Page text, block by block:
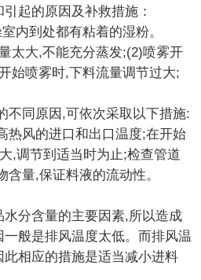
起的原因及补救措施：
内到处都有粘着的湿粉。
大,不能充分蒸发;(2)喷雾开
始喷雾时,下料流量调节过大;
同原因,可依次采取以下措施:
热风的进口和出口温度;在开始
,调节到适当时为止;检查管道
量,保证料液的流动性。
分含量的主要因素,所以造成
般是排风温度太低。而排风温
相应的措施是适当减小进料